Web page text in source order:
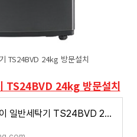
TS24BVD 24kg 방문설치
TS24BVD 24kg 방문설치
LG전자 통돌이 일반세탁기 TS24BVD 24kg 방문설치